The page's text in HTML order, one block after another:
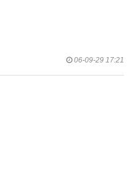
06-09-29 17:21